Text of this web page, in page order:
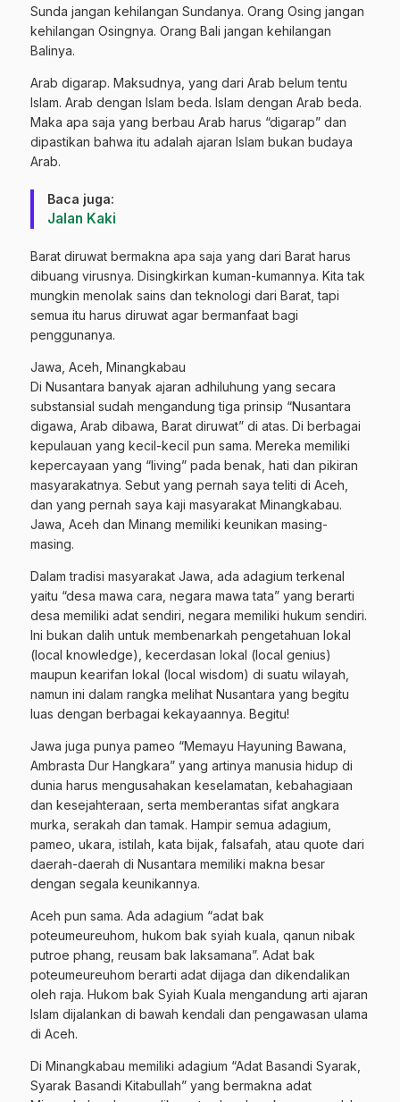
Sunda jangan kehilangan Sundanya. Orang Osing jangan
kehilangan Osingnya. Orang Bali jangan kehilangan
Balinya.
Arab digarap. Maksudnya, yang dari Arab belum tentu
Islam. Arab dengan Islam beda. Islam dengan Arab beda.
Maka apa saja yang berbau Arab harus “digarap” dan
dipastikan bahwa itu adalah ajaran Islam bukan budaya
Arab.
Baca juga:
Jalan Kaki
Barat diruwat bermakna apa saja yang dari Barat harus
dibuang virusnya. Disingkirkan kuman-kumannya. Kita tak
mungkin menolak sains dan teknologi dari Barat, tapi
semua itu harus diruwat agar bermanfaat bagi
penggunanya.
Jawa, Aceh, Minangkabau
Di Nusantara banyak ajaran adhiluhung yang secara
substansial sudah mengandung tiga prinsip “Nusantara
digawa, Arab dibawa, Barat diruwat” di atas. Di berbagai
kepulauan yang kecil-kecil pun sama. Mereka memiliki
kepercayaan yang “living” pada benak, hati dan pikiran
masyarakatnya. Sebut yang pernah saya teliti di Aceh,
dan yang pernah saya kaji masyarakat Minangkabau.
Jawa, Aceh dan Minang memiliki keunikan masing-
masing.
Dalam tradisi masyarakat Jawa, ada adagium terkenal
yaitu “desa mawa cara, negara mawa tata” yang berarti
desa memiliki adat sendiri, negara memiliki hukum sendiri.
Ini bukan dalih untuk membenarkah pengetahuan lokal
(local knowledge), kecerdasan lokal (local genius)
maupun kearifan lokal (local wisdom) di suatu wilayah,
namun ini dalam rangka melihat Nusantara yang begitu
luas dengan berbagai kekayaannya. Begitu!
Jawa juga punya pameo “Memayu Hayuning Bawana,
Ambrasta Dur Hangkara” yang artinya manusia hidup di
dunia harus mengusahakan keselamatan, kebahagiaan
dan kesejahteraan, serta memberantas sifat angkara
murka, serakah dan tamak. Hampir semua adagium,
pameo, ukara, istilah, kata bijak, falsafah, atau quote dari
daerah-daerah di Nusantara memiliki makna besar
dengan segala keunikannya.
Aceh pun sama. Ada adagium “adat bak
poteumeureuhom, hukom bak syiah kuala, qanun nibak
putroe phang, reusam bak laksamana”. Adat bak
poteumeureuhom berarti adat dijaga dan dikendalikan
oleh raja. Hukom bak Syiah Kuala mengandung arti ajaran
Islam dijalankan di bawah kendali dan pengawasan ulama
di Aceh.
Di Minangkabau memiliki adagium “Adat Basandi Syarak,
Syarak Basandi Kitabullah” yang bermakna adat